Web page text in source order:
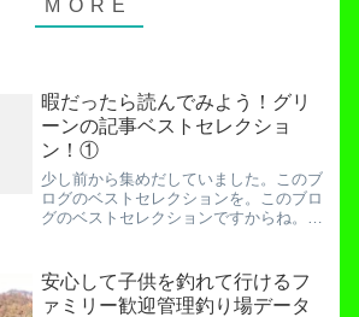
暇だったら読んでみよう！グリ
ーンの記事ベストセレクショ
ン！①
少し前から集めだしていました。このブ
ログのベストセレクションを。このブロ
グのベストセレクションですからね。た
の中のトップのアリみたいなものです。
しかし暇な方は世の中には...
安心して子供を釣れて行けるフ
ァミリー歓迎管理釣り場データ